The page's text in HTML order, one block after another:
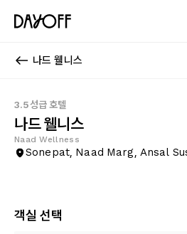
나드 웰니스
3.5성급 호텔
나드 웰니스
Naad Wellness
Sonepat, Naad Marg, Ansal
객실 선택